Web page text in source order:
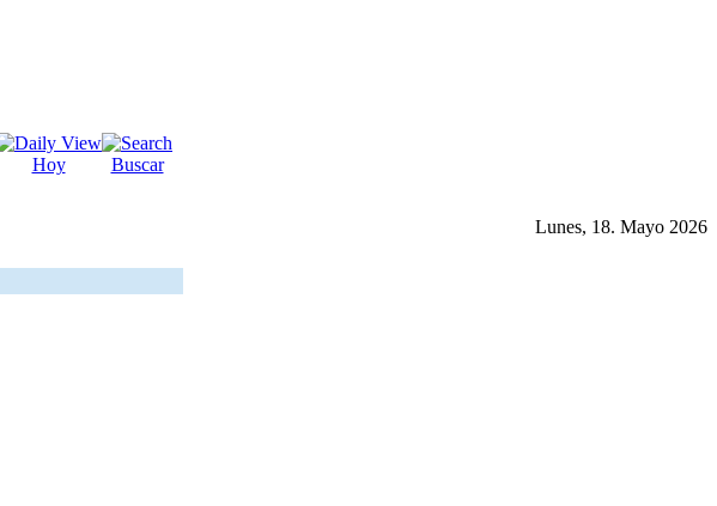
Hoy Buscar
Lunes, 18. Mayo 2026